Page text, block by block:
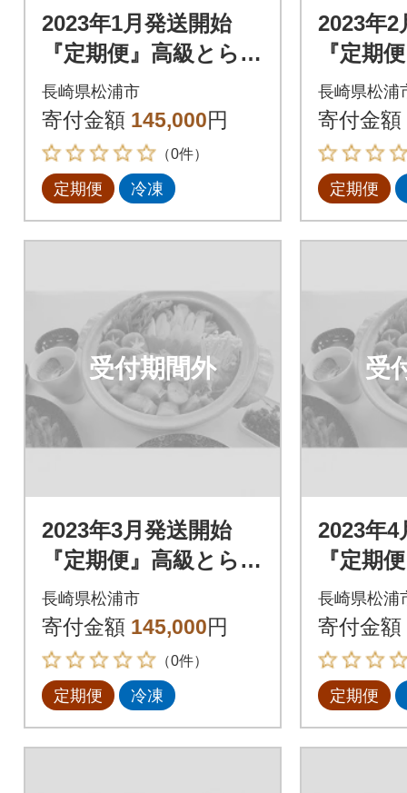
2023年1月発送開始
『定期便』高級とらふ
ぐと高級クエ「毎月
お届け」Bコース全3
回
長崎県松浦市
寄付金額 145,000円
（0件）
定期便 冷凍
2023年2
『定期
ぐと高
お届け
回
長崎県松浦
寄付金額
定期便
受付期間外
2023年3月発送開始
『定期便』高級とらふ
ぐと高級クエ「毎月
お届け」Bコース全3
回
長崎県松浦市
寄付金額 145,000円
（0件）
定期便 冷凍
受
2023年4
『定期
ぐと高
お届け
回
長崎県松浦
寄付金額
定期便